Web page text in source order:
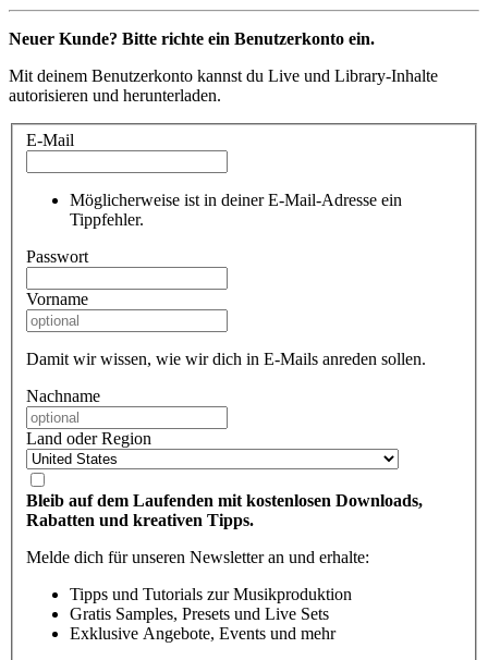
Neuer Kunde? Bitte richte ein Benutzerkonto ein.
Mit deinem Benutzerkonto kannst du Live und Library-Inhalte
autorisieren und herunterladen.
E-Mail
Möglicherweise ist in deiner E-Mail-Adresse ein
Tippfehler.
Passwort
Vorname
Damit wir wissen, wie wir dich in E-Mails anreden sollen.
Nachname
Land oder Region
Bleib auf dem Laufenden mit kostenlosen Downloads,
Rabatten und kreativen Tipps.
Melde dich für unseren Newsletter an und erhalte:
Tipps und Tutorials zur Musikproduktion
Gratis Samples, Presets und Live Sets
Exklusive Angebote, Events und mehr